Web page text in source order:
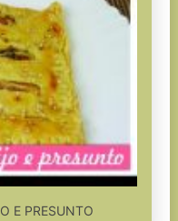
E PRESUNTO